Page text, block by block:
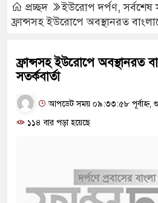
প্রচ্ছদ ইউরোপ দর্পণ,সর্বশেষ
ফ্রান্সসহ ইউরোপে অবস্থানরত
ফ্রান্সসহ ইউরোপে অবস্থানরত
সতর্কবার্তা
আপডেট সময় ০৯:৩৩:৫৮ পূর্বাহ্ন,
১১৪ বার পড়া হয়েছে